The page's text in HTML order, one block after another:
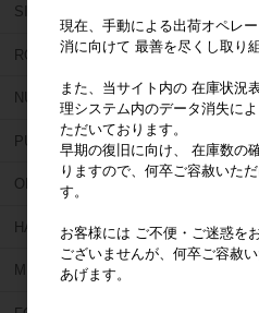
SIMIT(シミット)
ROEKO (ロエコ)
NU SMILE (ニュー スマイル)
PULPDENT (パルプデント)
OBUTURA SPARTAN (オブチュラスパ
HAHNENKRATT (ハーネンクラット)
MIRROR GEAR (ミラーギア)
現在、手動による出荷オペレ
消に向けて 最善を尽くし取り
また、当サイト内の 在庫状況
理システム内のデータ消失に
ただいております。
早期の復旧に向け、 在庫数の
りますので、何卒ご容赦いた
す。
お客様には ご不便・ご迷惑
ございませんが、何卒ご容赦
あげます。